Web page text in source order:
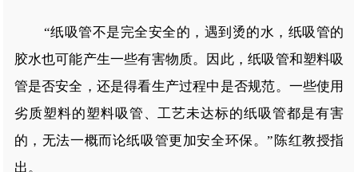
“纸吸管不是完全安全的，遇到烫的水，纸吸管的
胶水也可能产生一些有害物质。因此，纸吸管和塑料吸
管是否安全，还是得看生产过程中是否规范。一些使用
劣质塑料的塑料吸管、工艺未达标的纸吸管都是有害
的，无法一概而论纸吸管更加安全环保。”陈红教授指
出。